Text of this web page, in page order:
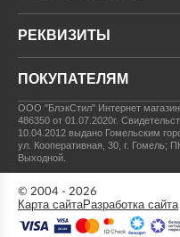
РЕКВИЗИТЫ
ПОКУПАТЕЛЯМ
ООО "БлэкСтил" Интернет
486350 от 01.07.2020г.
10.04.2012 выдано Гомельским
ул. Кооперативная, 30, г.
Выходной.
© 2004 - 2026
Карта сайтаРазработка сайта